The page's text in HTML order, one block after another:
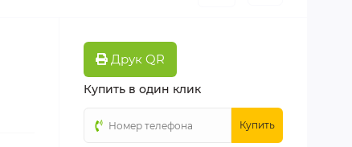
Друк QR
Купить в один клик
Купить